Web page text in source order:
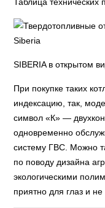
SIBERIA в открытом
При покупке таких
индексацию, так,
символ «К» —
одновременно
систему ГВС. Можно
по поводу дизайна
экологическими
приятно для глаз и